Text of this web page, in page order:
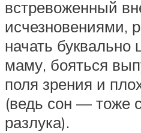
встревоженный
исчезновениями,
начать буквально
маму, бояться
поля зрения и
(ведь сон — тоже
разлука).